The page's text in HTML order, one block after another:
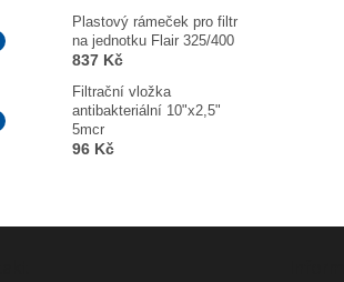
Plastový rámeček pro filtr
na jednotku Flair 325/400
837 Kč
Filtrační vložka
antibakteriální 10"x2,5"
5mcr
96 Kč